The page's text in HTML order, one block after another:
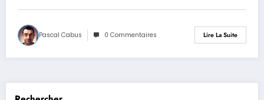
Pascal Cabus 0 Commentaires Lire La Suite